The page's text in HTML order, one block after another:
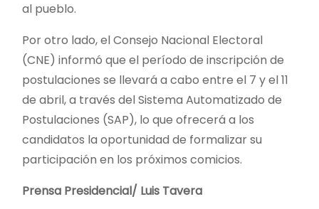
al pueblo.
Por otro lado, el Consejo Nacional Electoral
(CNE) informó que el período de inscripción de
postulaciones se llevará a cabo entre el 7 y el 11
de abril, a través del Sistema Automatizado de
Postulaciones (SAP), lo que ofrecerá a los
candidatos la oportunidad de formalizar su
participación en los próximos comicios.
Prensa Presidencial/ Luis Tavera